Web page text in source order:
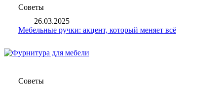
Советы
— 26.03.2025
Мебельные ручки: акцент, который меняет всё
Советы